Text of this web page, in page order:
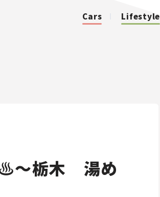
Cars Lifestyle
♨〜栃木 湯め
Traffic